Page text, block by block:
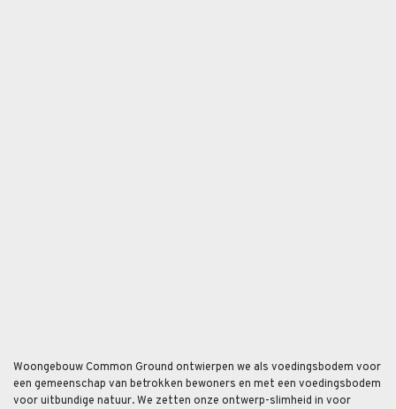
Woongebouw Common Ground ontwierpen we als voedingsbodem voor
een gemeenschap van betrokken bewoners en met een voedingsbodem
voor uitbundige natuur. We zetten onze ontwerp-slimheid in voor